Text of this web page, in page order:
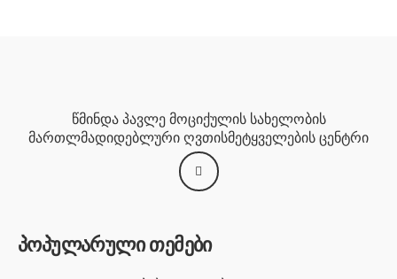
წმინდა პავლე მოციქულის სახელობის
მართლმადიდებლური ღვთისმეტყველების ცენტრი
პოპულარული თემები